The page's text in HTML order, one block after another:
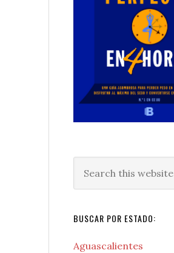
this
BUSCAR POR ESTADO:
Aguascalientes